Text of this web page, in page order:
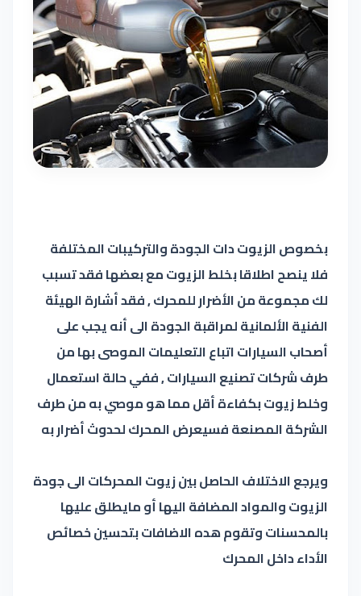
بخصوص الزيوت دات الجودة والتركيبات المختلفة
فلا ينصح اطلاقا بخلط الزيوت مع بعضها فقد تسبب
لك مجموعة من الأضرار للمحرك , فقد أشارة الهيئة
الفنية الألمانية لمراقبة الجودة الى أنه يجب على
أصحاب السيارات اتباع التعليمات الموصى بها من
طرف شركات تصنيع السيارات , ففي حالة استعمال
وخلط زيوت بكفاءة أقل مما هو موصي به من طرف
الشركة المصنعة فسيعرض المحرك لحدوث أضرار به
ويرجع الاختلاف الحاصل بين زيوت المحركات الى جودة
الزيوت والمواد المضافة اليها أو مايطلق عليها
بالمحسنات وتقوم هده الاضافات بتحسين خصائص
الأداء داخل المحرك